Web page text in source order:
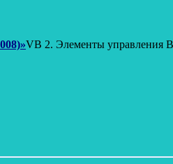
»VB 2. Элементы управления